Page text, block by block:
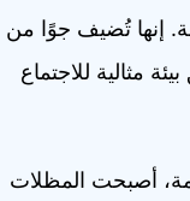
إنها تُضيف جوًا من
مثالية للاجتماع
أصبحت المظلات